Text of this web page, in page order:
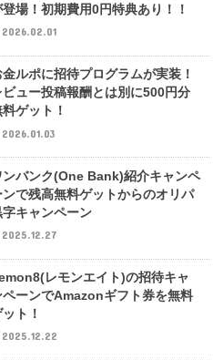
登場！初期費用0円特典あり！！
2026.02.01
金ルポに招待プログラムが実装！
ビュー投稿報酬とは別に500円分
ゲット！
2026.01.03
ンバンク(One Bank)紹介キャンペ
ンで残高無料ゲットからのオリパ
字キャンペーン
2025.12.27
レモンエイト)の招待キャ
ペーンでAmazonギフト券を無料
ト！
2025.12.22